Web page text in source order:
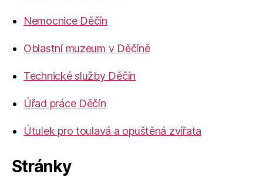
Nemocnice Děčín
Oblastní muzeum v Děčíně
Technické služby Děčín
Úřad práce Děčín
Útulek pro toulavá a opuštěná zvířata
Stránky